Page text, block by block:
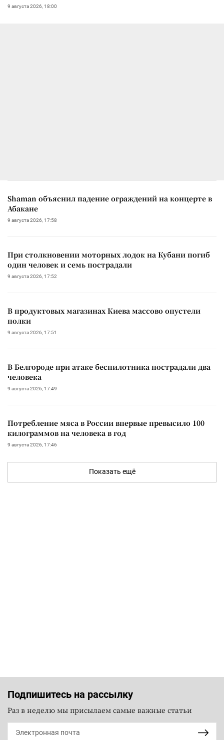
9 августа 2026, 18:00
Shaman объяснил падение ограждений на концерте в
Абакане
9 августа 2026, 17:58
При столкновении моторных лодок на Кубани погиб
один человек и семь пострадали
9 августа 2026, 17:52
В продуктовых магазинах Киева массово опустели
полки
9 августа 2026, 17:51
В Белгороде при атаке беспилотника пострадали два
человека
9 августа 2026, 17:49
Потребление мяса в России впервые превысило 100
килограммов на человека в год
9 августа 2026, 17:46
Показать ещё
Подпишитесь на рассылку
Раз в неделю мы присылаем самые важные статьи